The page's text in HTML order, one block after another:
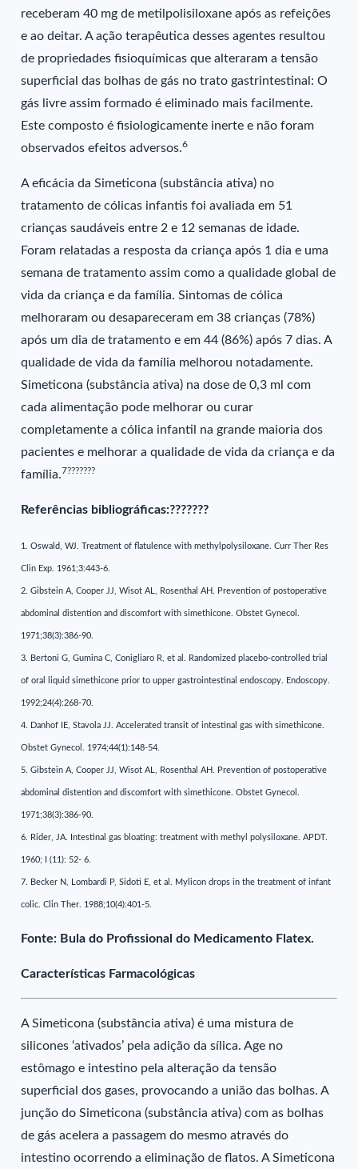
receberam 40 mg de metilpolisiloxane após as refeições
e ao deitar. A ação terapêutica desses agentes resultou
de propriedades fisioquímicas que alteraram a tensão
superficial das bolhas de gás no trato gastrintestinal: O
gás livre assim formado é eliminado mais facilmente.
Este composto é fisiologicamente inerte e não foram
observados efeitos adversos.6
A eficácia da Simeticona (substância ativa) no
tratamento de cólicas infantis foi avaliada em 51
crianças saudáveis entre 2 e 12 semanas de idade.
Foram relatadas a resposta da criança após 1 dia e uma
semana de tratamento assim como a qualidade global de
vida da criança e da família. Sintomas de cólica
melhoraram ou desapareceram em 38 crianças (78%)
após um dia de tratamento e em 44 (86%) após 7 dias. A
qualidade de vida da família melhorou notadamente.
Simeticona (substância ativa) na dose de 0,3 ml com
cada alimentação pode melhorar ou curar
completamente a cólica infantil na grande maioria dos
pacientes e melhorar a qualidade de vida da criança e da
família.7???????
Referências bibliográficas:???????
1. Oswald, WJ. Treatment of flatulence with methylpolysiloxane. Curr Ther Res
Clin Exp. 1961;3:443-6.
2. Gibstein A, Cooper JJ, Wisot AL, Rosenthal AH. Prevention of postoperative
abdominal distention and discomfort with simethicone. Obstet Gynecol.
1971;38(3):386-90.
3. Bertoni G, Gumina C, Conigliaro R, et al. Randomized placebo-controlled trial
of oral liquid simethicone prior to upper gastrointestinal endoscopy. Endoscopy.
1992;24(4):268-70.
4. Danhof IE, Stavola JJ. Accelerated transit of intestinal gas with simethicone.
Obstet Gynecol. 1974;44(1):148-54.
5. Gibstein A, Cooper JJ, Wisot AL, Rosenthal AH. Prevention of postoperative
abdominal distention and discomfort with simethicone. Obstet Gynecol.
1971;38(3):386-90.
6. Rider, JA. Intestinal gas bloating: treatment with methyl polysiloxane. APDT.
1960; I (11): 52- 6.
7. Becker N, Lombardi P, Sidoti E, et al. Mylicon drops in the treatment of infant
colic. Clin Ther. 1988;10(4):401-5.
Fonte: Bula do Profissional do Medicamento Flatex.
Características Farmacológicas
A Simeticona (substância ativa) é uma mistura de
silicones ‘ativados’ pela adição da sílica. Age no
estômago e intestino pela alteração da tensão
superficial dos gases, provocando a união das bolhas. A
junção do Simeticona (substância ativa) com as bolhas
de gás acelera a passagem do mesmo através do
intestino ocorrendo a eliminação de flatos. A Simeticona